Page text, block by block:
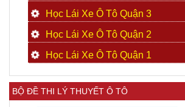
Học Lái Xe Ô Tô Quận 3
Học Lái Xe Ô Tô Quận 2
Học Lái Xe Ô Tô Quận 1
BỘ ĐỀ THI LÝ THUYẾT Ô TÔ